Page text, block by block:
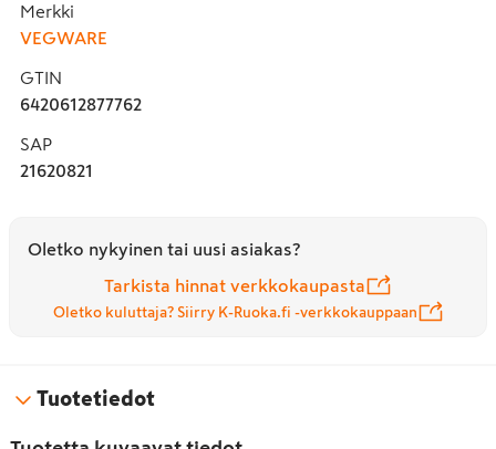
Merkki
VEGWARE
GTIN
6420612877762
SAP
21620821
Oletko nykyinen tai uusi asiakas?
Tarkista hinnat verkkokaupasta
Oletko kuluttaja? Siirry K-Ruoka.fi -verkkokauppaan
Tuotetiedot